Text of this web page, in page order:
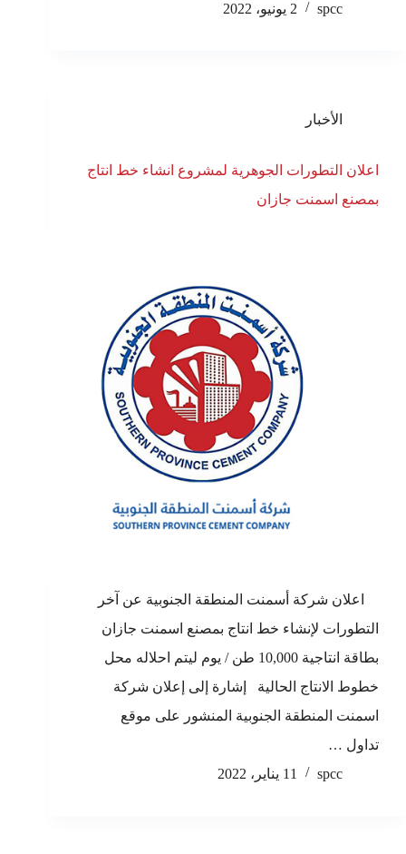
spcc
2 يونيو، 2022
الأخبار
اعلان التطورات الجوهرية لمشروع انشاء خط انتاج
بمصنع اسمنت جازان
اعلان شركة أسمنت المنطقة الجنوبية عن آخر
التطورات لإنشاء خط انتاج بمصنع اسمنت جازان
بطاقة انتاجية 10,000 طن / يوم ليتم احلاله محل
خطوط الانتاج الحالية إشارة إلى إعلان شركة
اسمنت المنطقة الجنوبية المنشور على موقع
تداول …
spcc
11 يناير، 2022